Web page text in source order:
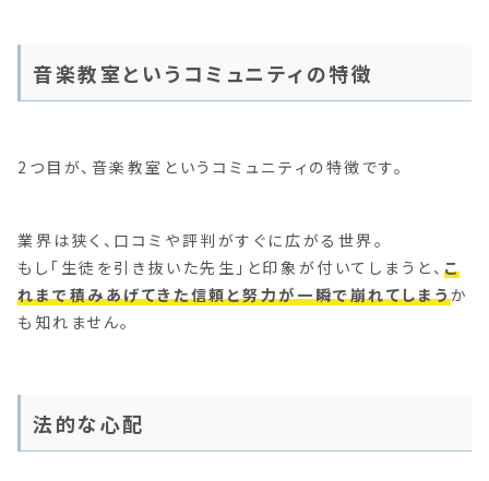
音楽教室というコミュニティの特徴
2つ目が、音楽教室というコミュニティの特徴です。
業界は狭く、口コミや評判がすぐに広がる世界。
もし「生徒を引き抜いた先生」と印象が付いてしまうと、 こ
れまで積みあげてきた信頼と努力が一瞬で崩れてしまうか
も知れません。
法的な心配